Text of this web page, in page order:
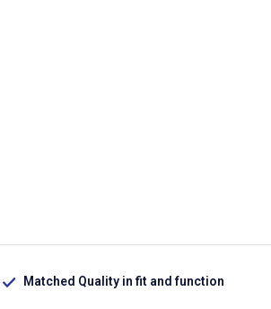
Matched Quality in fit and function